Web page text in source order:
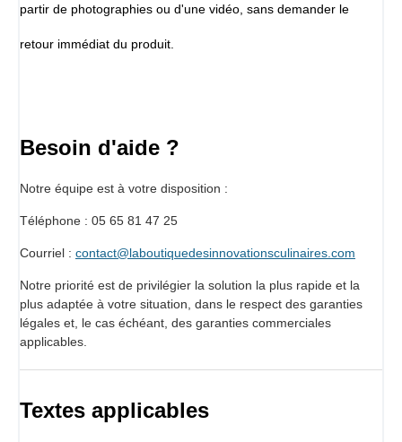
partir de photographies ou d'une vidéo, sans demander le
retour immédiat du produit.
Besoin d'aide ?
Notre équipe est à votre disposition :
Téléphone : 05 65 81 47 25
Courriel : contact@laboutiquedesinnovationsculinaires.com
Notre priorité est de privilégier la solution la plus rapide et la
plus adaptée à votre situation, dans le respect des garanties
légales et, le cas échéant, des garanties commerciales
applicables.
Textes applicables